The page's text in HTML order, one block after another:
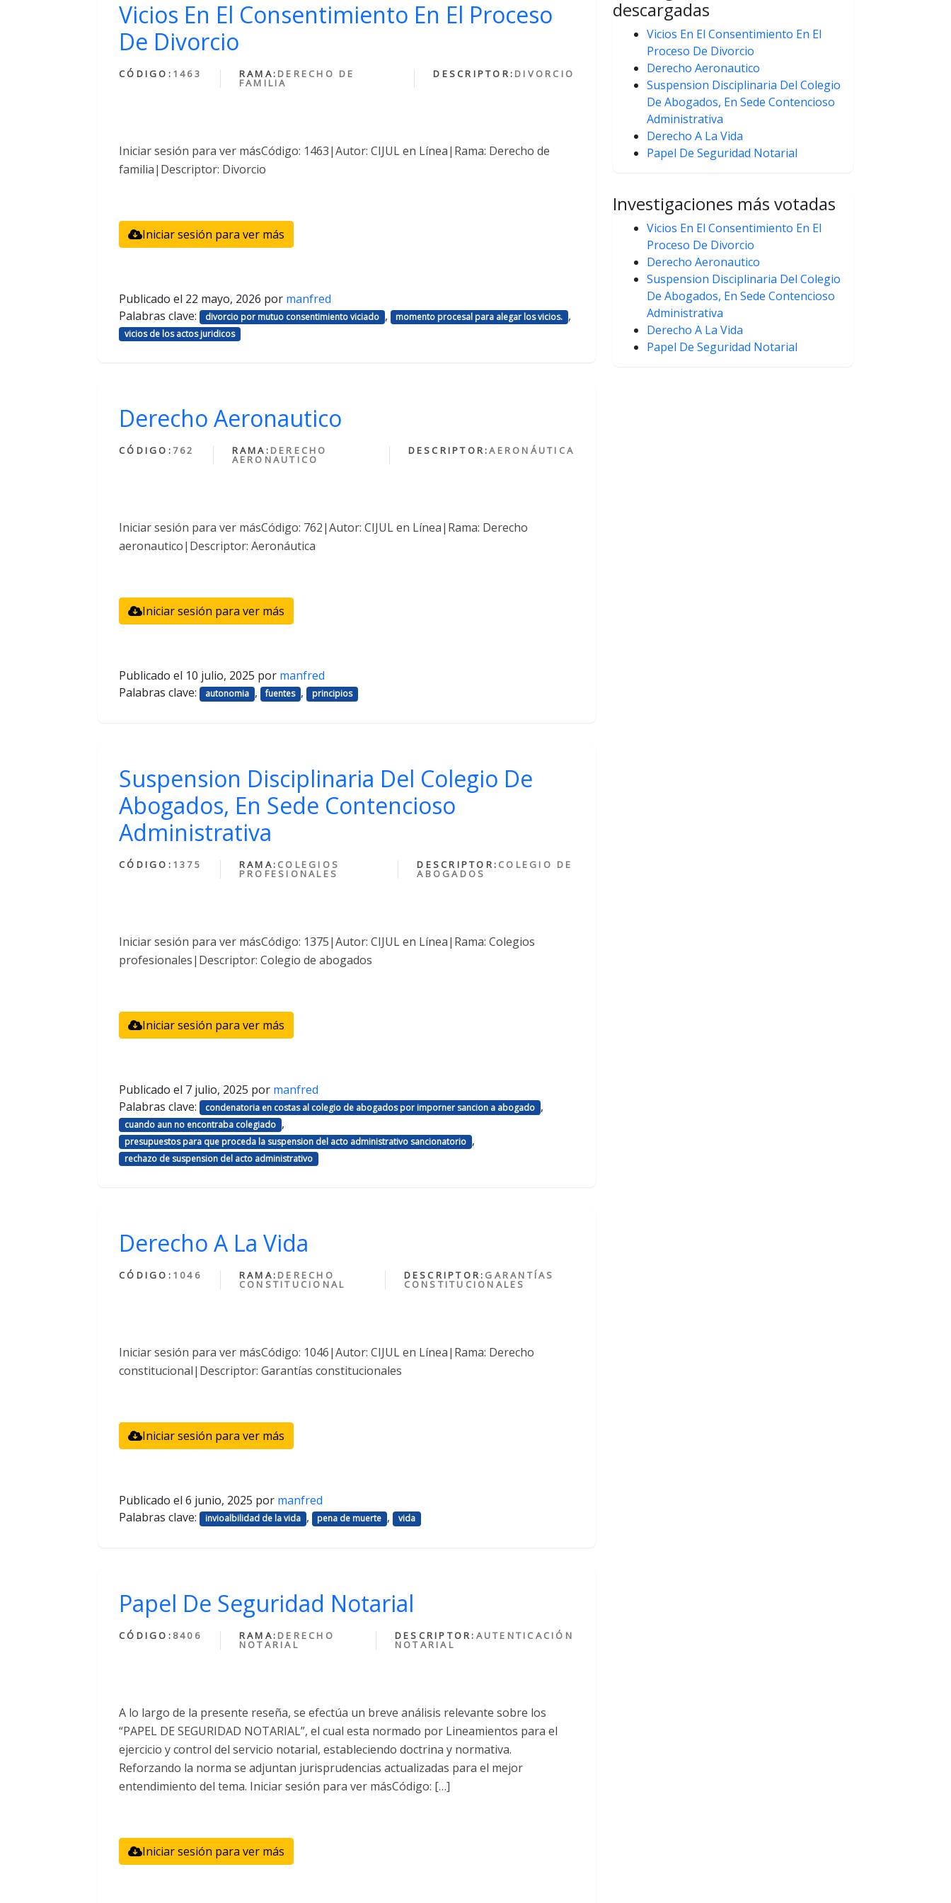
Vicios En El Consentimiento En El Proceso
De Divorcio
CÓDIGO: 1463 RAMA: DERECHO DE
FAMILIA
DESCRIPTOR: DIVORCIO
Iniciar sesión para ver másCódigo: 1463|Autor: CIJUL en Línea|Rama: Derecho de
familia|Descriptor: Divorcio
Iniciar sesión para ver más
Publicado el 22 mayo, 2026 por manfred
Palabras clave:
divorcio por mutuo consentimiento viciado , momento procesal para alegar los vicios. ,
vicios de los actos juridicos
Derecho Aeronautico
CÓDIGO: 762 RAMA: DERECHO
AERONAUTICO
DESCRIPTOR:AERONÁUTICA
Iniciar sesión para ver másCódigo: 762|Autor: CIJUL en Línea|Rama: Derecho
aeronautico|Descriptor: Aeronáutica
Iniciar sesión para ver más
Publicado el 10 julio, 2025 por manfred
Palabras clave:
autonomia , fuentes , principios
Suspension Disciplinaria Del Colegio De
Abogados, En Sede Contencioso
Administrativa
CÓDIGO: 1375 RAMA: COLEGIOS
PROFESIONALES
DESCRIPTOR: COLEGIO DE
ABOGADOS
Iniciar sesión para ver másCódigo: 1375|Autor: CIJUL en Línea|Rama: Colegios
profesionales|Descriptor: Colegio de abogados
Iniciar sesión para ver más
Publicado el 7 julio, 2025 por manfred
Palabras clave:
condenatoria en costas al colegio de abogados por imporner sancion a abogado ,
cuando aun no encontraba colegiado ,
presupuestos para que proceda la suspension del acto administrativo sancionatorio ,
rechazo de suspension del acto administrativo
Derecho A La Vida
CÓDIGO: 1046 RAMA: DERECHO
CONSTITUCIONAL
DESCRIPTOR: GARANTÍAS
CONSTITUCIONALES
Iniciar sesión para ver másCódigo: 1046|Autor: CIJUL en Línea|Rama: Derecho
constitucional|Descriptor: Garantías constitucionales
Iniciar sesión para ver más
Publicado el 6 junio, 2025 por manfred
Palabras clave:
invioalbilidad de la vida , pena de muerte , vida
Papel De Seguridad Notarial
CÓDIGO: 8406 RAMA: DERECHO
NOTARIAL
DESCRIPTOR: AUTENTICACIÓN
NOTARIAL
A lo largo de la presente reseña, se efectúa un breve análisis relevante sobre los
“PAPEL DE SEGURIDAD NOTARIAL”, el cual esta normado por Lineamientos para el
ejercicio y control del servicio notarial, estableciendo doctrina y normativa.
Reforzando la norma se adjuntan jurisprudencias actualizadas para el mejor
entendimiento del tema. Iniciar sesión para ver másCódigo: […]
Iniciar sesión para ver más
descargadas
Vicios En El Consentimiento En El
Proceso De Divorcio
Derecho Aeronautico
Suspension Disciplinaria Del Colegio
De Abogados, En Sede Contencioso
Administrativa
Derecho A La Vida
Papel De Seguridad Notarial
Investigaciones más votadas
Vicios En El Consentimiento En El
Proceso De Divorcio
Derecho Aeronautico
Suspension Disciplinaria Del Colegio
De Abogados, En Sede Contencioso
Administrativa
Derecho A La Vida
Papel De Seguridad Notarial